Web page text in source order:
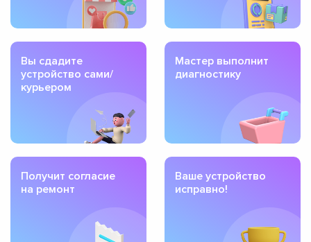
Вы сдадите
устройство сами/
курьером
Мастер выполнит
диагностику
Получит согласие
на ремонт
Ваше устройство
исправно!